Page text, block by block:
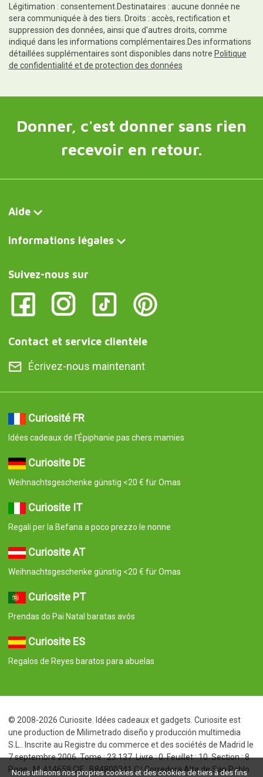
Légitimation : consentement.Destinataires : aucune donnée ne
sera communiquée à des tiers. Droits : accès, rectification et
suppression des données, ainsi que d'autres droits, comme
indiqué dans les informations complémentaires.Des informations
détaillées supplémentaires sont disponibles dans notre Politique
de confidentialité et de protection des données
Donner, c'est donner sans rien
recevoir en retour.
Aide
Informations légales
Suivez-nous sur
Contact et service clientèle
Écrivez-nous maintenant
Curiosité FR
Idées cadeaux de l'Épiphanie pas chers mamies
Curiosite DE
Weihnachtsgeschenke günstig <20 € für Omas
Curiosite IT
Regali per la Befana a poco prezzo le nonne
Curiosite AT
Weihnachtsgeschenke günstig <20 € für Omas
Curiosite PT
Prendas do Pai Natal baratas avós
Curiosite ES
Regalos de Reyes baratos para abuelas
© 2008-2026 Curiosite. Idées cadeaux et gadgets. Curiosite est
une production de Milimetrado diseño y producción multimedia
S.L.. Inscrite au Registre du commerce et des sociétés de Madrid le
7 septembre 2006. Tome : 23.137. Livre : 0. Feuillet : 10. Section : 8.
Page : M-414659 CIF : B84800341 C/ Corredera Alta de San Pablo
Nous utilisons nos propres cookies et des cookies de tiers à des fins